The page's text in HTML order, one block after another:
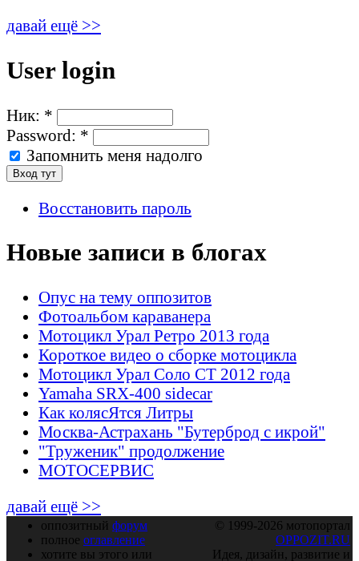
давай ещё >>
User login
Ник: *
Password: *
Запомнить меня надолго
Восстановить пароль
Новые записи в блогах
Опус на тему оппозитов
Фотоальбом караванера
Мотоцикл Урал Ретро 2013 года
Короткое видео о сборке мотоцикла
Мотоцикл Урал Соло СТ 2012 года
Yamaha SRX-400 sidecar
Как колясЯтся Литры
Москва-Астрахань "Бутерброд с икрой"
"Труженик" продолжение
МОТОСЕРВИС
давай ещё >>
оппозитный форум
полное оглавление
хотите вы этого или
© 1999-2026 мотопортал
OPPOZIT.RU
Идея, дизайн, развитие и